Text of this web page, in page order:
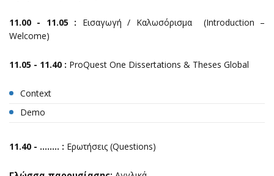
11.00 - 11.05 : Εισαγωγή / Καλωσόρισμα (Introduction –
Welcome)
11.05 - 11.40 : ProQuest One Dissertations & Theses Global
Context
Demo
11.40 - ....…. : Ερωτήσεις (Questions)